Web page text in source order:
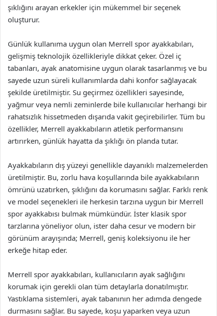
şıklığını arayan erkekler için mükemmel bir seçenek
oluşturur.
Günlük kullanıma uygun olan Merrell spor ayakkabıları,
gelişmiş teknolojik özellikleriyle dikkat çeker. Özel iç
tabanları, ayak anatomisine uygun olarak tasarlanmış ve bu
sayede uzun süreli kullanımlarda dahi konfor sağlayacak
şekilde üretilmiştir. Su geçirmez özellikleri sayesinde,
yağmur veya nemli zeminlerde bile kullanıcılar herhangi bir
rahatsızlık hissetmeden dışarıda vakit geçirebilirler. Tüm bu
özellikler, Merrell ayakkabıların atletik performansını
artırırken, günlük hayatta da şıklığı ön planda tutar.
Ayakkabıların dış yüzeyi genellikle dayanıklı malzemelerden
üretilmiştir. Bu, zorlu hava koşullarında bile ayakkabıların
ömrünü uzatırken, şıklığını da korumasını sağlar. Farklı renk
ve model seçenekleri ile herkesin tarzına uygun bir Merrell
spor ayakkabısı bulmak mümkündür. İster klasik spor
tarzlarına yöneliyor olun, ister daha cesur ve modern bir
görünüm arayışında; Merrell, geniş koleksiyonu ile her
erkeğe hitap eder.
Merrell spor ayakkabıları, kullanıcıların ayak sağlığını
korumak için gerekli olan tüm detaylarla donatılmıştır.
Yastıklama sistemleri, ayak tabanının her adımda dengede
durmasını sağlar. Bu sayede, koşu yaparken veya uzun